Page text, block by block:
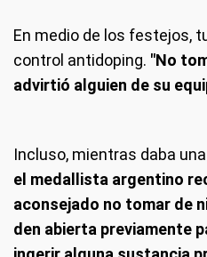
En medio de los festejos,
control antidoping. "No
advirtió alguien de su
Incluso, mientras daba
el medallista argentino
aconsejado no tomar de
den abierta previamente